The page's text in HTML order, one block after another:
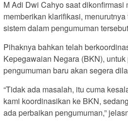
M Adi Dwi Cahyo saat
memberikan klarifikasi,
sistem dalam pengumuman
Pihaknya bahkan telah
Kepegawaian Negara (BKN),
pengumuman baru akan segera
“Tidak ada masalah, itu cuma
kami koordinasikan ke BKN,
ada perbaikan pengumuman,”